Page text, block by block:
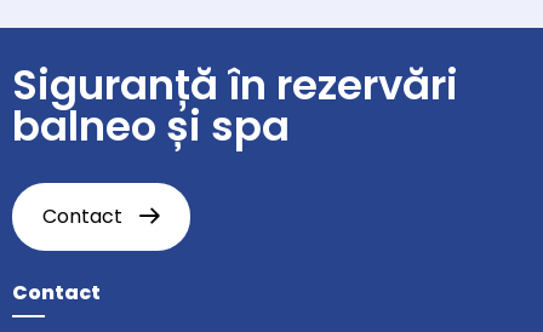
Siguranță în rezervări
balneo și spa
Contact
Contact